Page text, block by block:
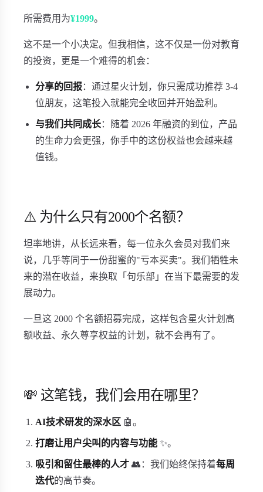
所需费用为¥1999。
这不是一个小决定。但我相信，这不仅是一份对教育
的投资，更是一个难得的机会：
分享的回报：通过星火计划，你只需成功推荐 3-4
位朋友，这笔投入就能完全收回并开始盈利。
与我们共同成长：随着 2026 年融资的到位，产品
的生命力会更强，你手中的这份权益也会越来越
值钱。
⚠️ 为什么只有2000个名额？
坦率地讲，从长远来看，每一位永久会员对我们来
说，几乎等同于一份甜蜜的"亏本买卖"。我们牺牲未
来的潜在收益，来换取「句乐部」在当下最需要的发
展动力。
一旦这 2000 个名额招募完成，这样包含星火计划高
额收益、永久尊享权益的计划，就不会再有了。
💸 这笔钱，我们会用在哪里？
AI技术研发的深水区 🤖。
打磨让用户尖叫的内容与功能 ✨。
吸引和留住最棒的人才 👥：我们始终保持着每周
迭代的高节奏。